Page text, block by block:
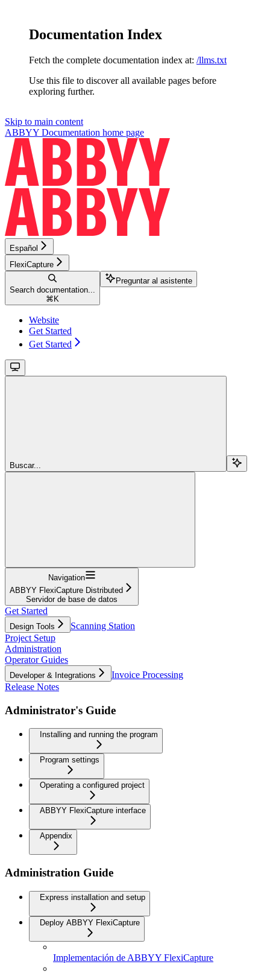
Documentation Index
Fetch the complete documentation index at: /llms.txt
Use this file to discover all available pages before
exploring further.
Skip to main content
ABBYY Documentation home page
Español
FlexiCapture
Search documentation...
⌘ K
Preguntar al asistente
Website
Get Started
Get Started
Buscar...
Navigation
ABBYY FlexiCapture Distributed
Servidor de base de datos
Get Started
Design Tools
Scanning Station
Project Setup
Administration
Operator Guides
Developer & Integrations
Invoice Processing
Release Notes
Administrator's Guide
Installing and running the program
Program settings
Operating a configured project
ABBYY FlexiCapture interface
Appendix
Administration Guide
Express installation and setup
Deploy ABBYY FlexiCapture
Implementación de ABBYY FlexiCapture